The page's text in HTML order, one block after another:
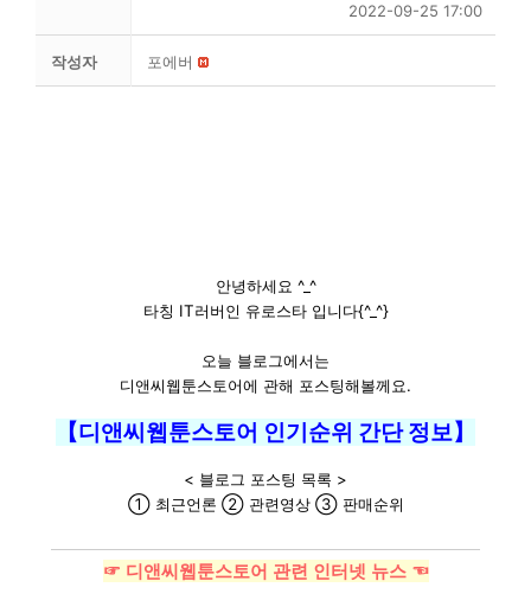
2022-09-25 17:00
작성자 포에버
안녕하세요 ^_^
타칭 IT러버인 유로스타 입니다{^_^}
오늘 블로그에서는
디앤씨웹툰스토어에 관해 포스팅해볼께요.
【디앤씨웹툰스토어 인기순위 간단 정보】
< 블로그 포스팅 목록 >
① 최근언론 ② 관련영상 ③ 판매순위
☞ 디앤씨웹툰스토어 관련 인터넷 뉴스 ☜